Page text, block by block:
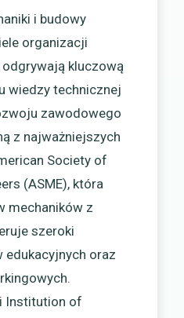
i budowy
organizacji
kluczową
wiedzy technicznej
zawodowego
z najważniejszych
Society of
(ASME), która
mechaników z
szeroki
oraz
Institution of